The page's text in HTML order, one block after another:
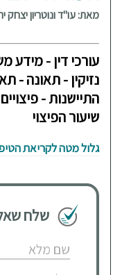
מאת: עו"ד ונוטריון יצחק
עורכי דין - מידע
נזיקין - תאונה -
התיישנות -
שיעור הפיצוי
גלול מטה לקריאת
שלח